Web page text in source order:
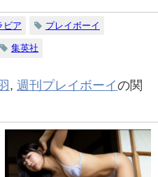
ビア プレイボーイ
集英社
, 週刊プレイボーイの関